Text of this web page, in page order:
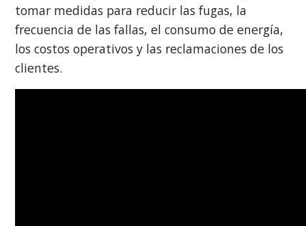
tomar medidas para reducir las fugas, la
frecuencia de las fallas, el consumo de energía,
los costos operativos y las reclamaciones de los
clientes.